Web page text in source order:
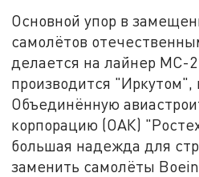
Основной упор в
самолётов
делается на лайнер МС-
производится
Объединённую
корпорацию (ОАК)
большая надежда для
заменить самолёты